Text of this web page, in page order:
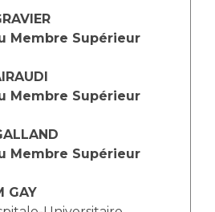
Membre Supérieur
S AIRAUDI
Membre Supérieur
Membre Supérieur
GAY